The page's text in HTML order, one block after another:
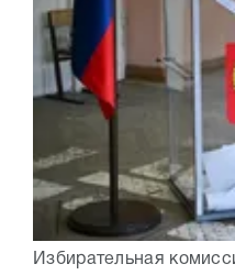
Избирательная